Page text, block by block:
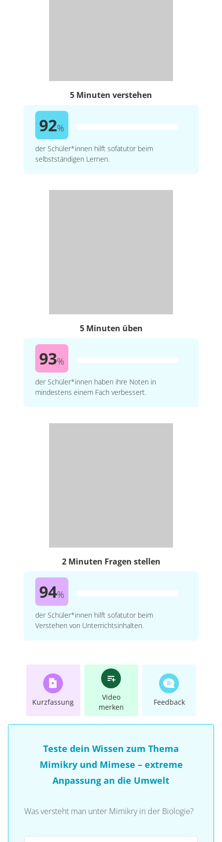
5 Minuten verstehen
92%
der Schüler*innen hilft sofatutor beim
selbstständigen Lernen.
5 Minuten üben
93%
der Schüler*innen haben ihre Noten in
mindestens einem Fach verbessert.
2 Minuten Fragen stellen
94%
der Schüler*innen hilft sofatutor beim
Verstehen von Unterrichtsinhalten.
Kurzfassung
Video
merken
Feedback
Teste dein Wissen zum Thema
Mimikry und Mimese – extreme
Anpassung an die Umwelt
Was versteht man unter Mimikry in der Biologie?